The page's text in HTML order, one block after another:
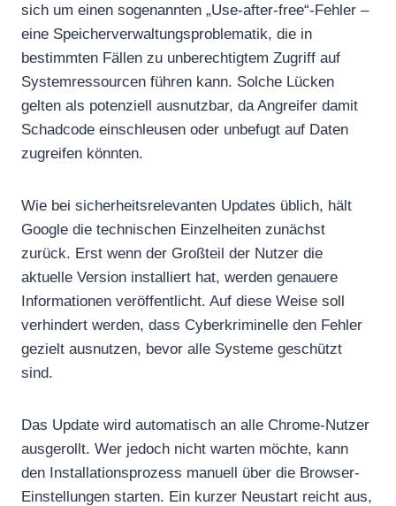
sich um einen sogenannten „Use-after-free“-Fehler –
eine Speicherverwaltungsproblematik, die in
bestimmten Fällen zu unberechtigtem Zugriff auf
Systemressourcen führen kann. Solche Lücken
gelten als potenziell ausnutzbar, da Angreifer damit
Schadcode einschleusen oder unbefugt auf Daten
zugreifen könnten.
Wie bei sicherheitsrelevanten Updates üblich, hält
Google die technischen Einzelheiten zunächst
zurück. Erst wenn der Großteil der Nutzer die
aktuelle Version installiert hat, werden genauere
Informationen veröffentlicht. Auf diese Weise soll
verhindert werden, dass Cyberkriminelle den Fehler
gezielt ausnutzen, bevor alle Systeme geschützt
sind.
Das Update wird automatisch an alle Chrome-Nutzer
ausgerollt. Wer jedoch nicht warten möchte, kann
den Installationsprozess manuell über die Browser-
Einstellungen starten. Ein kurzer Neustart reicht aus,